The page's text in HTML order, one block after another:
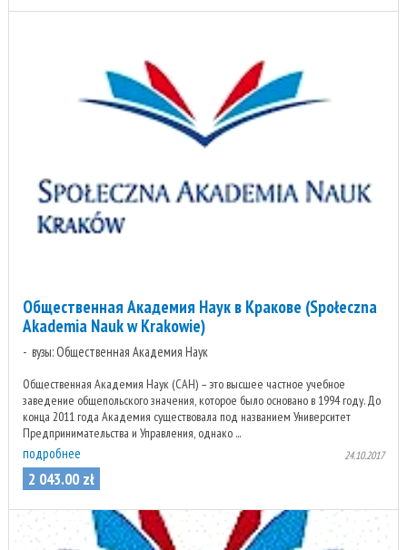
Общественная Академия Наук в Кракове (Społeczna
Akademia Nauk w Krakowie)
вузы: Общественная Академия Наук
Общественная Академия Наук (САН) – это высшее частное учебное
заведение общепольского значения, которое было основано в 1994 году. До
конца 2011 года Академия существовала под названием Университет
Предпринимательства и Управления, однако ...
подробнее 24.10.2017
2 043.00 zł